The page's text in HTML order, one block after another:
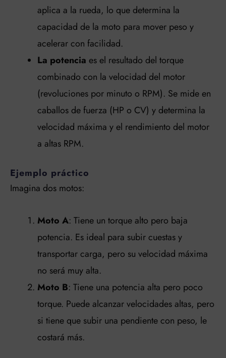
aplica a la rueda, lo que determina la
capacidad de la moto para mover peso y
acelerar con facilidad.
La potencia es el resultado del torque
combinado con la velocidad del motor
(revoluciones por minuto o RPM). Se mide en
caballos de fuerza (HP o CV) y determina la
velocidad máxima y el rendimiento del motor
a altas RPM.
Ejemplo práctico
Imagina dos motos:
Moto A: Tiene un torque alto pero baja
potencia. Es ideal para subir cuestas y
transportar carga, pero su velocidad máxima
no será muy alta.
Moto B: Tiene una potencia alta pero poco
torque. Puede alcanzar velocidades altas, pero
si tiene que subir una pendiente con peso, le
costará más.